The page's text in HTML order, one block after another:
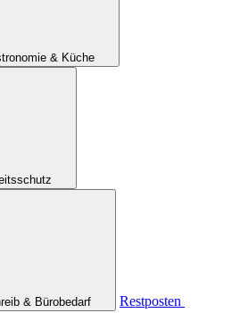
& Küche
& Bürobedarf
Restposten